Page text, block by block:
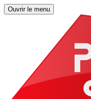
Ouvrir le menu